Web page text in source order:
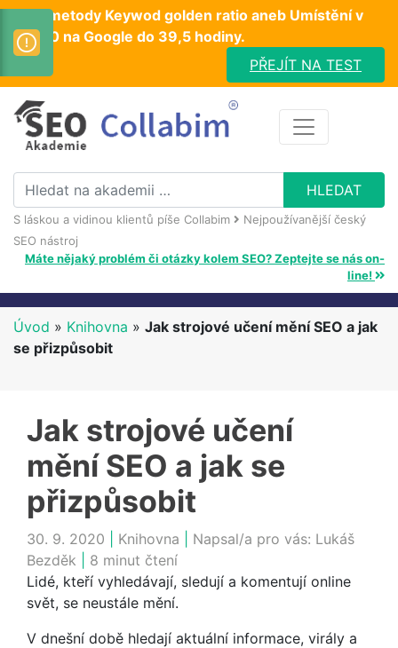
Test metody Keywod golden ratio aneb Umístění v
TOP10 na Google do 39,5 hodiny.
PŘEJÍT NA TEST
S láskou a vidinou klientů píše Collabim
Nejpoužívanější český
SEO nástroj
Máte nějaký problém či otázky kolem SEO? Zeptejte se nás on-
line!
Úvod » Knihovna » Jak strojové učení mění SEO a jak
se přizpůsobit
Jak strojové učení
mění SEO a jak se
přizpůsobit
30. 9. 2020 Knihovna Napsal/a pro vás: Lukáš
Bezděk
8 minut čtení
Lidé, kteří vyhledávají, sledují a komentují online
svět, se neustále mění.
V dnešní době hledají aktuální informace, virály a